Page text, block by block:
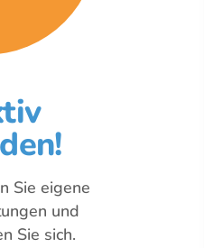
Sie eigene
und
Sie sich.